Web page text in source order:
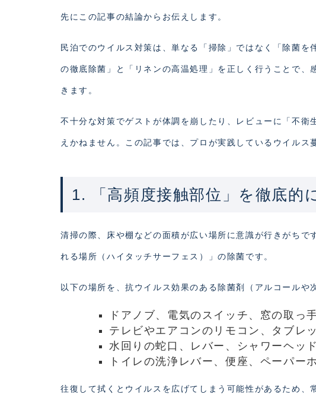
先にこの記事の結論からお伝えします。
民泊でのウイルス対策は、単なる「掃除」ではなく「除菌
の徹底除菌」と「リネンの高温処理」を正しく行うことで
きます。
不十分な対策でゲストが体調を崩したり、レビューに「不
えかねません。この記事では、プロが実践しているウイルス
1. 「高頻度接触部位」を徹底的
清掃の際、床や棚などの面積が広い場所に意識が行きがち
れる場所（ハイタッチサーフェス）」の除菌です。
以下の場所を、抗ウイルス効果のある除菌剤（アルコールや
ドアノブ、電気のスイッチ、窓の取っ
テレビやエアコンのリモコン、タブレ
水回りの蛇口、レバー、シャワーヘッド
トイレの洗浄レバー、便座、ペーパー
往復して拭くとウイルスを広げてしまう可能性があるため、